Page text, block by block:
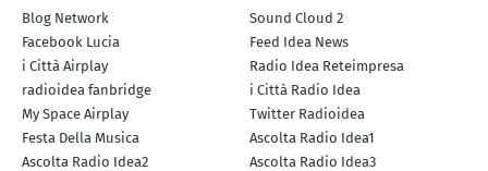
Blog Network
Sound Cloud 2
Facebook Lucia
Feed Idea News
i Città Airplay
Radio Idea Reteimpresa
radioidea fanbridge
i Città Radio Idea
My Space Airplay
Twitter Radioidea
Festa Della Musica
Ascolta Radio Idea1
Ascolta Radio Idea2
Ascolta Radio Idea3